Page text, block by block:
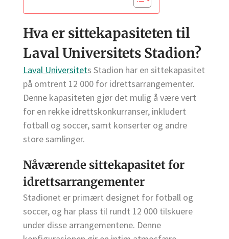
Hva er sittekapasiteten til
Laval Universitets Stadion?
Laval Universitets Stadion har en sittekapasitet
på omtrent 12 000 for idrettsarrangementer.
Denne kapasiteten gjør det mulig å være vert
for en rekke idrettskonkurranser, inkludert
fotball og soccer, samt konserter og andre
store samlinger.
Nåværende sittekapasitet for
idrettsarrangementer
Stadionet er primært designet for fotball og
soccer, og har plass til rundt 12 000 tilskuere
under disse arrangementene. Denne